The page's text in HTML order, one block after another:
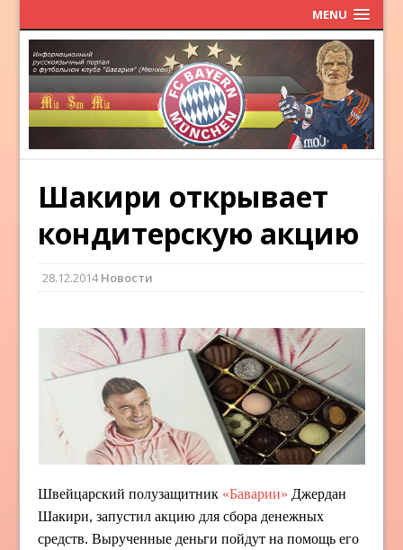
MENU
Шакири открывает
кондитерскую акцию
28.12.2014Новости
Швейцарский полузащитник «Баварии» Джердан
Шакири, запустил акцию для сбора денежных
средств. Вырученные деньги пойдут на помощь его